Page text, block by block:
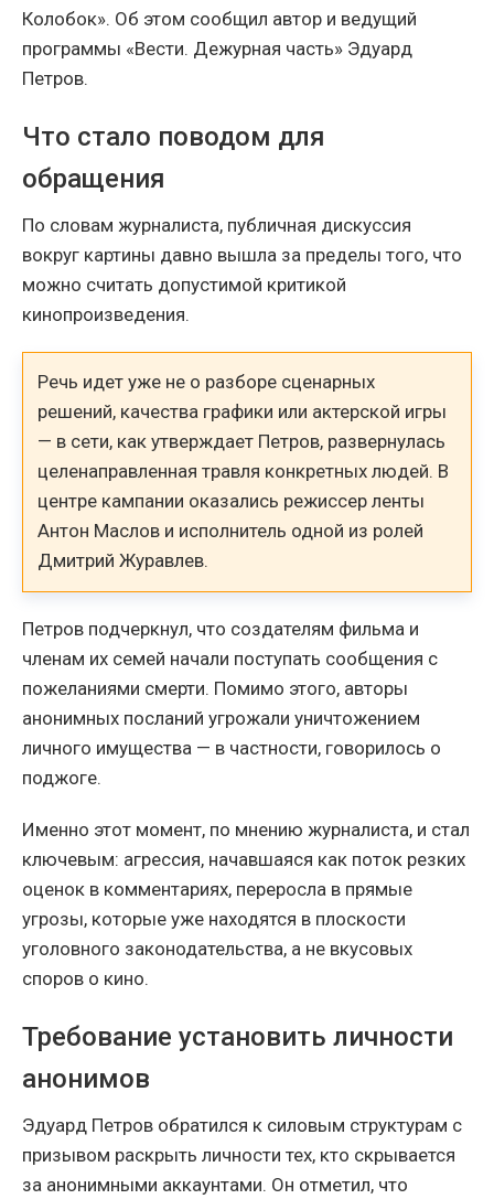
Колобок». Об этом сообщил автор и ведущий
программы «Вести. Дежурная часть» Эдуард
Петров.
Что стало поводом для
обращения
По словам журналиста, публичная дискуссия
вокруг картины давно вышла за пределы того, что
можно считать допустимой критикой
кинопроизведения.
Речь идет уже не о разборе сценарных
решений, качества графики или актерской игры
— в сети, как утверждает Петров, развернулась
целенаправленная травля конкретных людей. В
центре кампании оказались режиссер ленты
Антон Маслов и исполнитель одной из ролей
Дмитрий Журавлев.
Петров подчеркнул, что создателям фильма и
членам их семей начали поступать сообщения с
пожеланиями смерти. Помимо этого, авторы
анонимных посланий угрожали уничтожением
личного имущества — в частности, говорилось о
поджоге.
Именно этот момент, по мнению журналиста, и стал
ключевым: агрессия, начавшаяся как поток резких
оценок в комментариях, переросла в прямые
угрозы, которые уже находятся в плоскости
уголовного законодательства, а не вкусовых
споров о кино.
Требование установить личности
анонимов
Эдуард Петров обратился к силовым структурам с
призывом раскрыть личности тех, кто скрывается
за анонимными аккаунтами. Он отметил, что